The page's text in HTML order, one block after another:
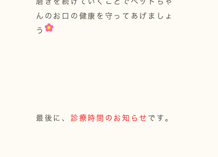
んのお口の健康を守ってあげましょ
う
最後に、 診療時間のお知らせ です。